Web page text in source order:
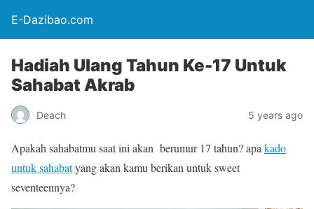
E-Dazibao.com
Hadiah Ulang Tahun Ke-17 Untuk
Sahabat Akrab
Deach 5 years ago
Apakah sahabatmu saat ini akan berumur 17 tahun? apa kado
untuk sahabatyang akan kamu berikan untuk sweet
seventeennya?